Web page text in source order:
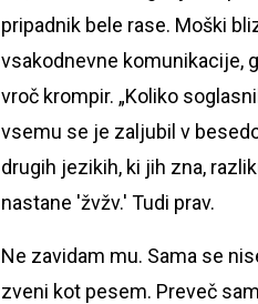
pripadnik bele rase. Moški
vsakodnevne komunikacije,
vroč krompir. „Koliko
vsemu se je zaljubil v
drugih jezikih, ki jih zna,
nastane 'žvžv.' Tudi prav.
Ne zavidam mu. Sama se
zveni kot pesem. Preveč